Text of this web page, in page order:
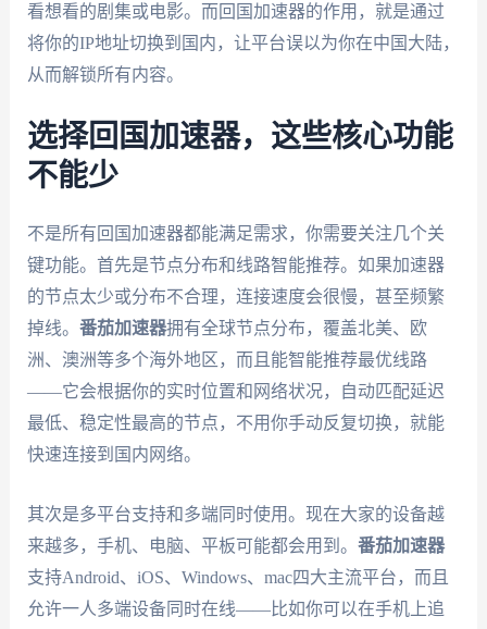
看想看的剧集或电影。而回国加速器的作用，就是通过
将你的IP地址切换到国内，让平台误以为你在中国大陆，
从而解锁所有内容。
选择回国加速器，这些核心功能
不能少
不是所有回国加速器都能满足需求，你需要关注几个关
键功能。首先是节点分布和线路智能推荐。如果加速器
的节点太少或分布不合理，连接速度会很慢，甚至频繁
掉线。 番茄加速器拥有全球节点分布，覆盖北美、欧
洲、澳洲等多个海外地区，而且能智能推荐最优线路
——它会根据你的实时位置和网络状况，自动匹配延迟
最低、稳定性最高的节点，不用你手动反复切换，就能
快速连接到国内网络。
其次是多平台支持和多端同时使用。现在大家的设备越
来越多，手机、电脑、平板可能都会用到。 番茄加速器
支持Android、iOS、Windows、mac四大主流平台，而且
允许一人多端设备同时在线——比如你可以在手机上追